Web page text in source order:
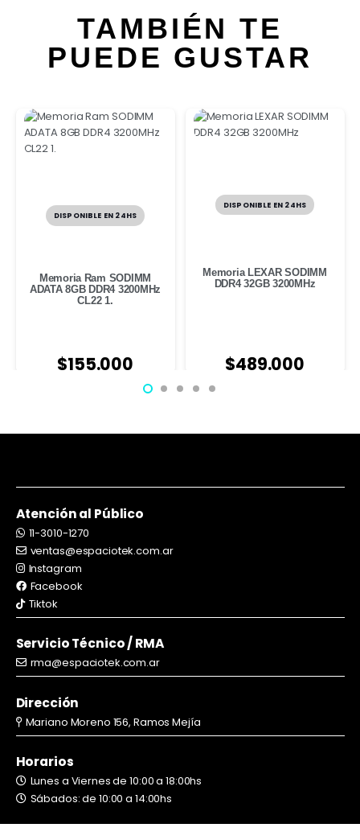
TAMBIÉN TE
PUEDE GUSTAR
DISPONIBLE EN 24HS
Memoria Ram SODIMM
ADATA 8GB DDR4 3200MHz
CL22 1.
$155.000
DISPONIBLE EN 24HS
Memoria LEXAR SODIMM
DDR4 32GB 3200MHz
$489.000
Atención al Público
11-3010-1270
ventas@espaciotek.com.ar
Instagram
Facebook
Tiktok
Servicio Técnico / RMA
rma@espaciotek.com.ar
Dirección
Mariano Moreno 156, Ramos Mejía
Horarios
Lunes a Viernes de 10:00 a 18:00hs
Sábados: de 10:00 a 14:00hs